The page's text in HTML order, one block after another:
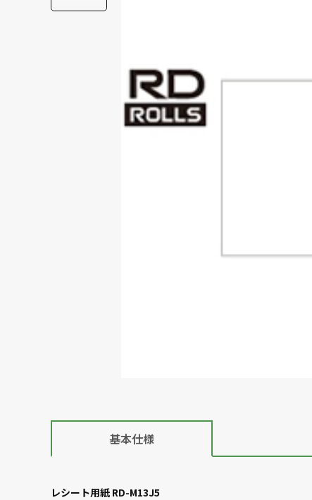
基本仕様
レシート用紙 RD-M13J5